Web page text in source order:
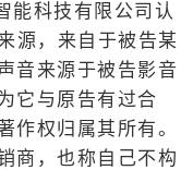
能科技有限公司认
源，来自于被告某
音来源于被告影音
它与原告有过合
作权归属其所有。
商，也称自己不构